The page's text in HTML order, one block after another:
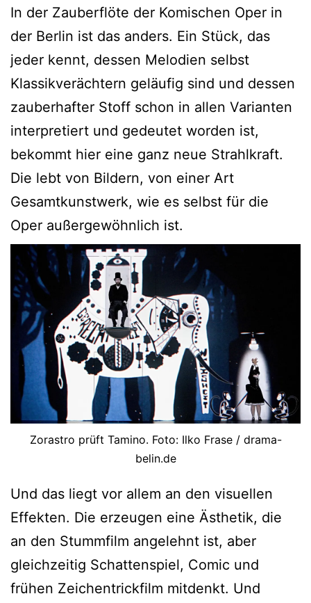
In der Zauberflöte der Komischen Oper in
der Berlin ist das anders. Ein Stück, das
jeder kennt, dessen Melodien selbst
Klassikverächtern geläufig sind und dessen
zauberhafter Stoff schon in allen Varianten
interpretiert und gedeutet worden ist,
bekommt hier eine ganz neue Strahlkraft.
Die lebt von Bildern, von einer Art
Gesamtkunstwerk, wie es selbst für die
Oper außergewöhnlich ist.
Zorastro prüft Tamino. Foto: Ilko Frase / drama-
belin.de
Und das liegt vor allem an den visuellen
Effekten. Die erzeugen eine Ästhetik, die
an den Stummfilm angelehnt ist, aber
gleichzeitig Schattenspiel, Comic und
frühen Zeichentrickfilm mitdenkt. Und